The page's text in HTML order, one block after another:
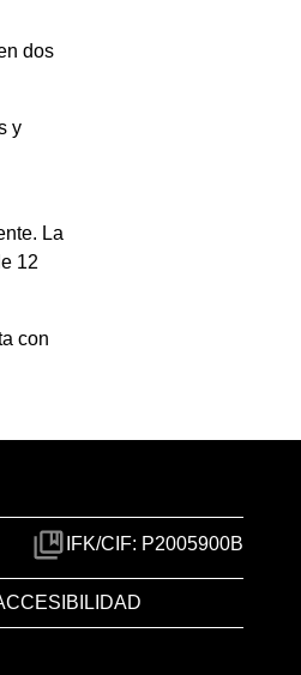
dos
y
La
12
con
IFK/CIF: P2005900B